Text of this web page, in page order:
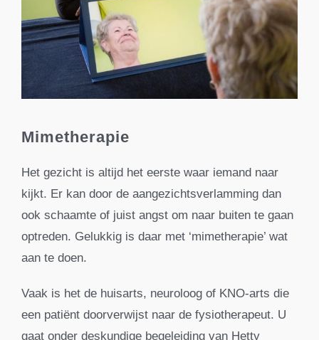
Mimetherapie
Het gezicht is altijd het eerste waar iemand naar
kijkt. Er kan door de aangezichtsverlamming dan
ook schaamte of juist angst om naar buiten te gaan
optreden. Gelukkig is daar met ‘mimetherapie’ wat
aan te doen.
Vaak is het de huisarts, neuroloog of KNO-arts die
een patiënt doorverwijst naar de fysiotherapeut. U
gaat onder deskundige begeleiding van Hetty